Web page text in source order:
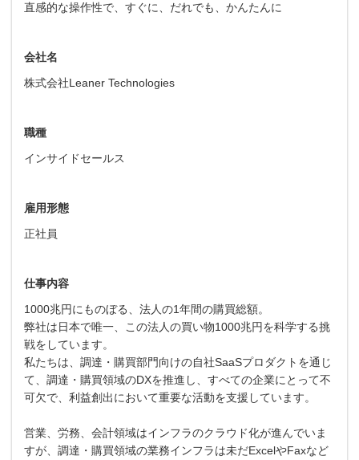
直感的な操作性で、すぐに、だれでも、かんたんに
会社名
株式会社Leaner Technologies
職種
インサイドセールス
雇用形態
正社員
仕事内容
1000兆円にものぼる、法人の1年間の購買総額。
弊社は日本で唯一、この法人の買い物1000兆円を科学する挑
戦をしています。
私たちは、調達・購買部門向けの自社SaaSプロダクトを通じ
て、調達・購買領域のDXを推進し、すべての企業にとって不
可欠で、利益創出において重要な活動を支援しています。
営業、労務、会計領域はインフラのクラウド化が進んでいま
すが、調達・購買領域の業務インフラは未だExcelやFaxなど